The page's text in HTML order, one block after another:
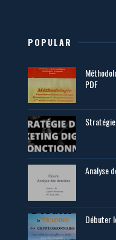
POPULAR
PDF
Analyse
Débuter